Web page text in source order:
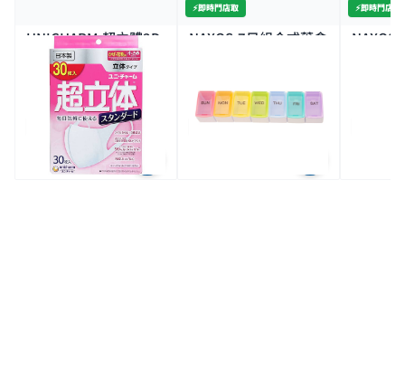
UNICHARM-超立體3D
口罩(小) 30片
14K+
$45.0
全場買4送1(共選5件商品)
⚡️即時門店取
NAXOS-7日組合式藥盒
$19.9
全場買4送1(共選5件商品)
⚡️即時門店取